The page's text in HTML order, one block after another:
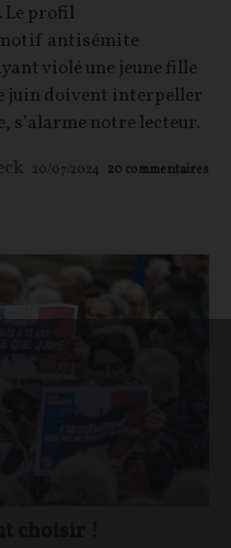
Le profil
antisémite
violé une jeune fille
juin doivent interpeller
s’alarme notre lecteur.
20/07/2024 20 commentaires